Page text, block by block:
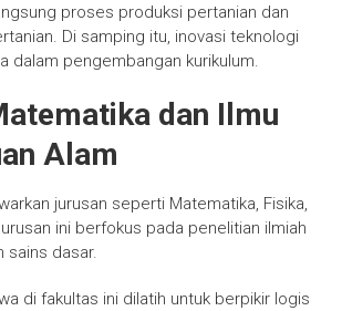
proses produksi pertanian dan
Di samping itu, inovasi teknologi
dalam pengembangan kurikulum.
dan Ilmu
Alam
jurusan seperti Matematika, Fisika,
ini berfokus pada penelitian ilmiah
sains dasar.
di fakultas ini dilatih untuk berpikir logis